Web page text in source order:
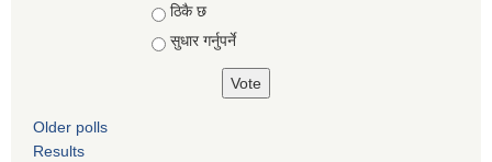
ठिकै छ
सुधार गर्नुपर्ने
Older polls
Results